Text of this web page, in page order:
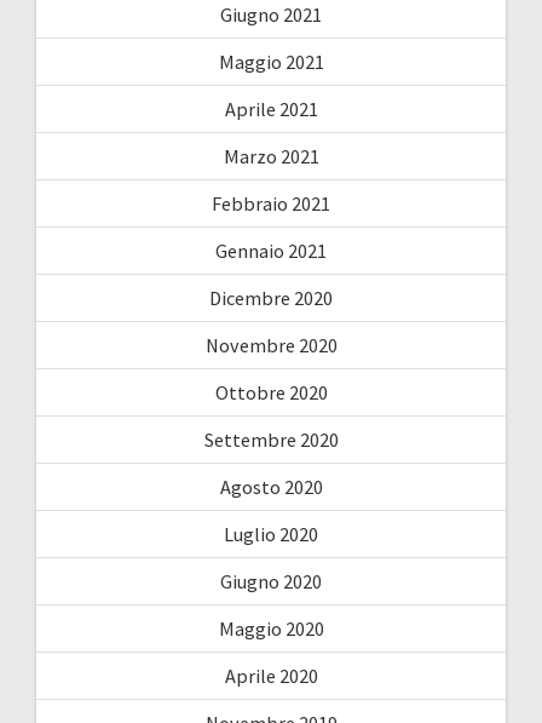
Giugno 2021
Maggio 2021
Aprile 2021
Marzo 2021
Febbraio 2021
Gennaio 2021
Dicembre 2020
Novembre 2020
Ottobre 2020
Settembre 2020
Agosto 2020
Luglio 2020
Giugno 2020
Maggio 2020
Aprile 2020